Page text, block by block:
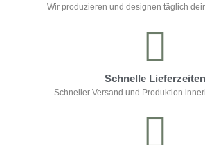
Wir produzieren und designen täglich
Schnelle Lieferzeiten
Schneller Versand und Produktion